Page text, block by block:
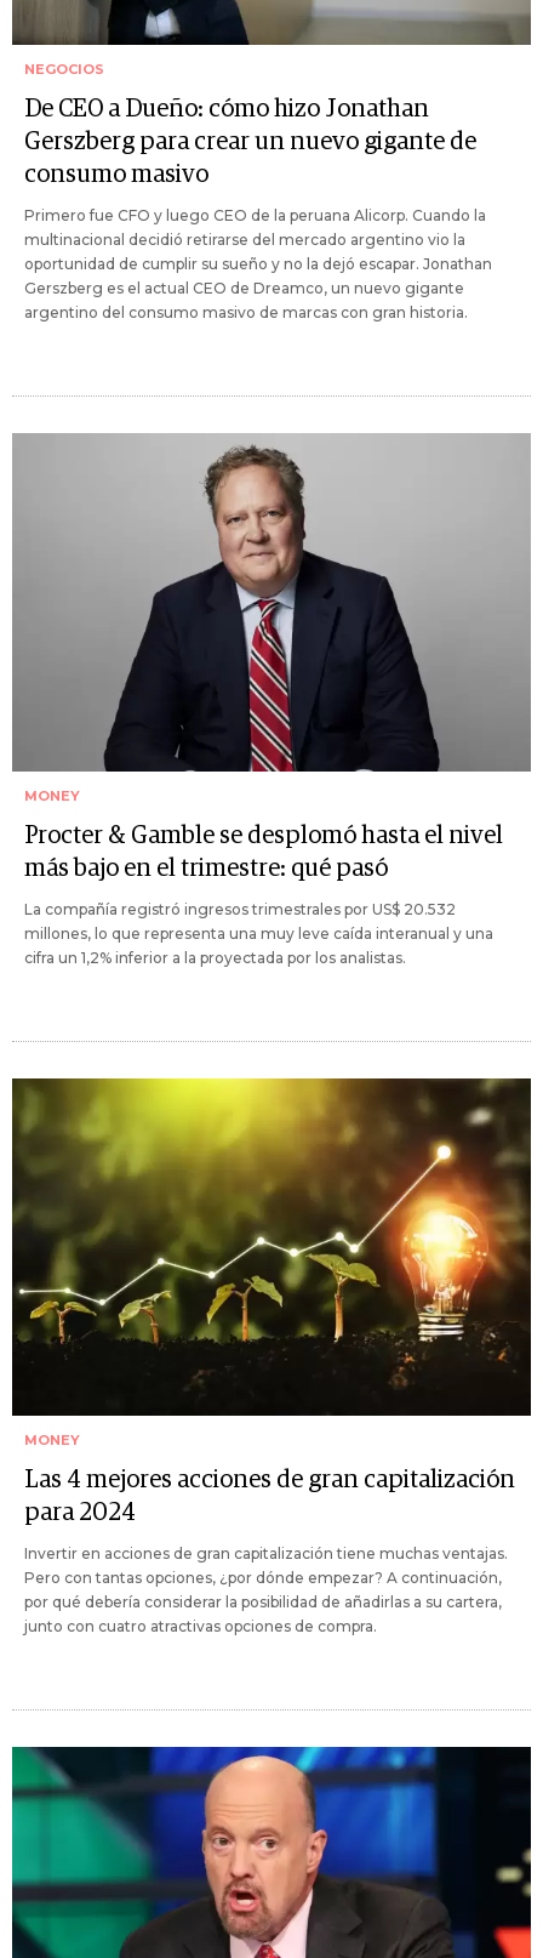
NEGOCIOS
De CEO a Dueño: cómo hizo Jonathan
Gerszberg para crear un nuevo gigante de
consumo masivo
Primero fue CFO y luego CEO de la peruana Alicorp. Cuando la
multinacional decidió retirarse del mercado argentino vio la
oportunidad de cumplir su sueño y no la dejó escapar. Jonathan
Gerszberg es el actual CEO de Dreamco, un nuevo gigante
argentino del consumo masivo de marcas con gran historia.
MONEY
Procter & Gamble se desplomó hasta el nivel
más bajo en el trimestre: qué pasó
La compañía registró ingresos trimestrales por US$ 20.532
millones, lo que representa una muy leve caída interanual y una
cifra un 1,2% inferior a la proyectada por los analistas.
MONEY
Las 4 mejores acciones de gran capitalización
para 2024
Invertir en acciones de gran capitalización tiene muchas ventajas.
Pero con tantas opciones, ¿por dónde empezar? A continuación,
por qué debería considerar la posibilidad de añadirlas a su cartera,
junto con cuatro atractivas opciones de compra.